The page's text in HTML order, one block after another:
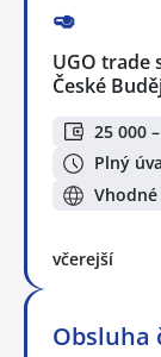
🥑
UGO trade
České
25 000
Plný
včerejší
Obsluha